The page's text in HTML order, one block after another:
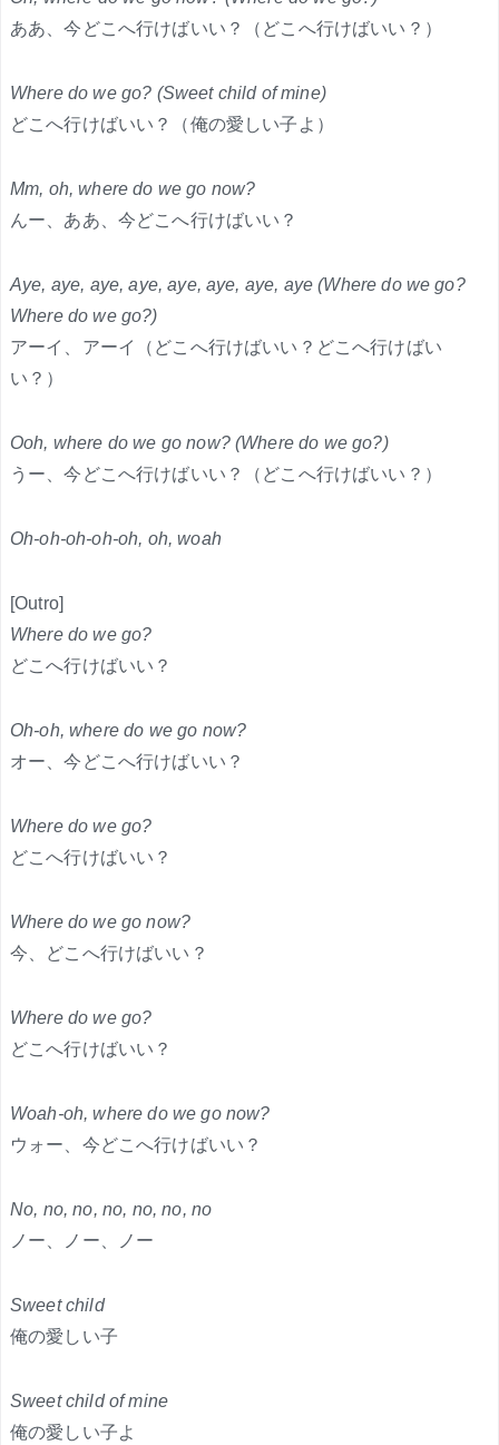
ああ、今どこへ行けばいい？（どこへ行けばいい？）
Where do we go? (Sweet child of mine)
どこへ行けばいい？（俺の愛しい子よ）
Mm, oh, where do we go now?
んー、ああ、今どこへ行けばいい？
Aye, aye, aye, aye, aye, aye, aye, aye (Where do we go?
Where do we go?)
アーイ、アーイ（どこへ行けばいい？どこへ行けばい
い？）
Ooh, where do we go now? (Where do we go?)
うー、今どこへ行けばいい？（どこへ行けばいい？）
Oh-oh-oh-oh-oh, oh, woah
[Outro]
Where do we go?
どこへ行けばいい？
Oh-oh, where do we go now?
オー、今どこへ行けばいい？
Where do we go?
どこへ行けばいい？
Where do we go now?
今、どこへ行けばいい？
Where do we go?
どこへ行けばいい？
Woah-oh, where do we go now?
ウォー、今どこへ行けばいい？
No, no, no, no, no, no, no
ノー、ノー、ノー
Sweet child
俺の愛しい子
Sweet child of mine
俺の愛しい子よ